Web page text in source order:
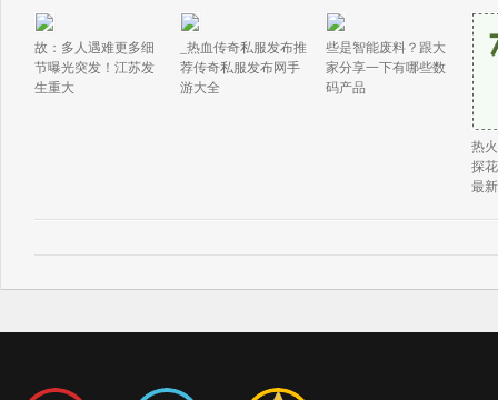
故：多人遇难更多细
节曝光突发！江苏发
生重大
_热血传奇私服发布推
荐传奇私服发布网手
游大全
些是智能废料？跟大
家分享一下有哪些数
码产品
热
探
最